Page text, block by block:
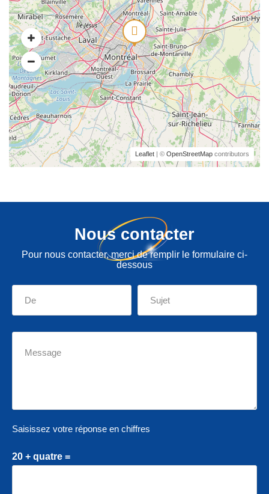
Leaflet | © OpenStreetMap contributors
Nous contacter
Pour nous contacter, merci de remplir le formulaire ci-
dessous
Saisissez votre réponse en chiffres
20 + quatre =